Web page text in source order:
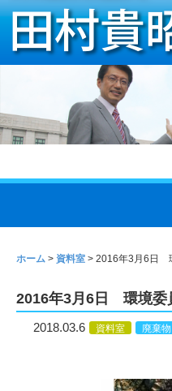
ホーム > 資料室 > 2016年3月6日
2016年3月6日 環境委
2018.03.6 資料室 廃棄